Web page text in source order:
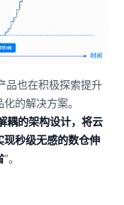
也在积极探索提升
的解决方案。
的架构设计，将云
秒级无感的数仓伸
”。